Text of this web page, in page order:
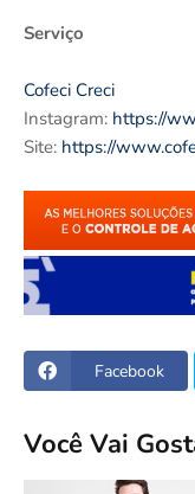
Serviço
Cofeci Creci
Instagram: https://
Site: https://
Facebook
Você Vai